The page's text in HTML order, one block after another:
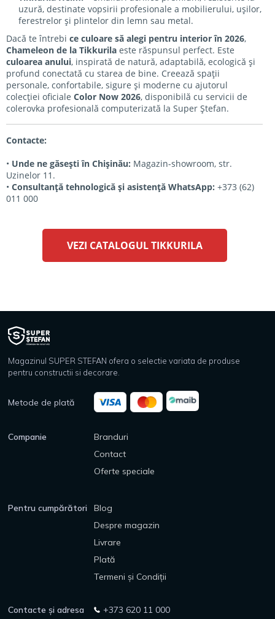
uzură, destinate vopsirii profesionale a mobilierului, ușilor,
ferestrelor și plintelor din lemn sau metal.
Dacă te întrebi ce culoare să alegi pentru interior în 2026,
Chameleon de la Tikkurila este răspunsul perfect. Este
culoarea anului, inspirată de natură, adaptabilă, ecologică și
profund conectată cu starea de bine. Creează spații
personale, confortabile, sigure și moderne cu ajutorul
colecției oficiale Color Now 2026, disponibilă cu servicii de
colerovka profesională computerizată la Super Ștefan.
Contacte:
• Unde ne găsești în Chișinău: Magazin-showroom, str.
Uzinelor 11.
• Consultanță tehnologică și asistență WhatsApp: +373 (62)
011 000
VEZI CATALOGUL TIKKURILA
Magazinul SUPER STEFAN ofera o selectie variata de produse
pentru constructii si decorare.
Metode de plată
Companie
Branduri
Contact
Oferte speciale
Pentru cumpărători
Blog
Despre magazin
Livrare
Plată
Termeni și Condiții
Contacte și adresa +373 620 11 000